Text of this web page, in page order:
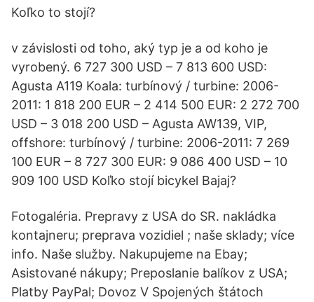
Koľko to stojí?
v závislosti od toho, aký typ je a od koho je
vyrobený. 6 727 300 USD – 7 813 600 USD:
Agusta A119 Koala: turbínový / turbine: 2006-
2011: 1 818 200 EUR – 2 414 500 EUR: 2 272 700
USD – 3 018 200 USD – Agusta AW139, VIP,
offshore: turbínový / turbine: 2006-2011: 7 269
100 EUR – 8 727 300 EUR: 9 086 400 USD – 10
909 100 USD Koľko stojí bicykel Bajaj?
Fotogaléria. Prepravy z USA do SR. nakládka
kontajneru; preprava vozidiel ; naše sklady; více
info. Naše služby. Nakupujeme na Ebay;
Asistované nákupy; Preposlanie balíkov z USA;
Platby PayPal; Dovoz V Spojených štátoch